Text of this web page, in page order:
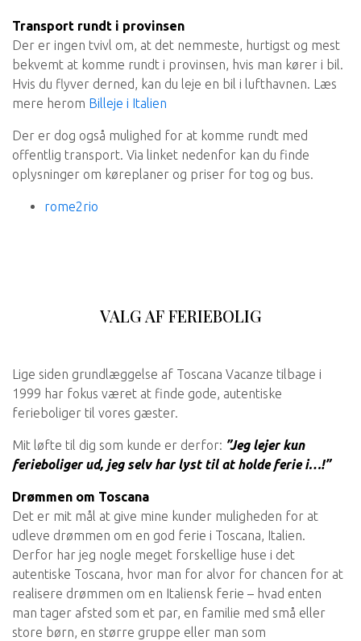
Transport rundt i provinsen
Der er ingen tvivl om, at det nemmeste, hurtigst og mest
bekvemt at komme rundt i provinsen, hvis man kører i bil.
Hvis du flyver derned, kan du leje en bil i lufthavnen. Læs
mere herom Billeje i Italien
Der er dog også mulighed for at komme rundt med
offentlig transport. Via linket nedenfor kan du finde
oplysninger om køreplaner og priser for tog og bus.
rome2rio
VALG AF FERIEBOLIG
Lige siden grundlæggelse af Toscana Vacanze tilbage i
1999 har fokus været at finde gode, autentiske
ferieboliger til vores gæster.
Mit løfte til dig som kunde er derfor: ”Jeg lejer kun
ferieboliger ud, jeg selv har lyst til at holde ferie i…!”
Drømmen om Toscana
Det er mit mål at give mine kunder muligheden for at
udleve drømmen om en god ferie i Toscana, Italien.
Derfor har jeg nogle meget forskellige huse i det
autentiske Toscana, hvor man for alvor for chancen for at
realisere drømmen om en Italiensk ferie – hvad enten
man tager afsted som et par, en familie med små eller
store børn, en større gruppe eller man som